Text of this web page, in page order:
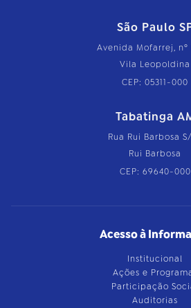
São Paulo
Avenida Mofarrej, nº
Vila Leopoldina
CEP: 05311-000
Tabatinga
Rua Rui Barbosa
Rui Barbosa
CEP: 69640-000
Acesso à
Institucional
Ações e
Participação
Auditorias